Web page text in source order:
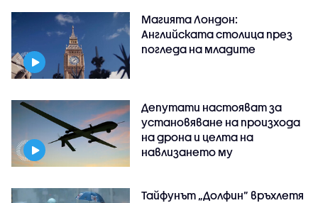
Магията Лондон:
Английската столица през
погледа на младите
Депутати настояват за
установяване на произхода
на дрона и целта на
навлизането му
Тайфунът „Долфин” връхлетя